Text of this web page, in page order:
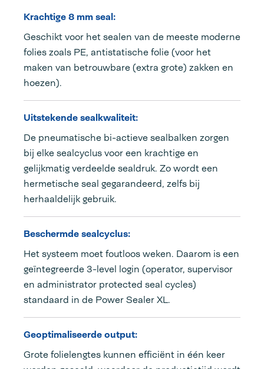
Krachtige 8 mm seal:
Geschikt voor het sealen van de meeste moderne
folies zoals PE, antistatische folie (voor het
maken van betrouwbare (extra grote) zakken en
hoezen).
Uitstekende sealkwaliteit:
De pneumatische bi-actieve sealbalken zorgen
bij elke sealcyclus voor een krachtige en
gelijkmatig verdeelde sealdruk. Zo wordt een
hermetische seal gegarandeerd, zelfs bij
herhaaldelijk gebruik.
Beschermde sealcyclus:
Het systeem moet foutloos weken. Daarom is een
geïntegreerde 3-level login (operator, supervisor
en administrator protected seal cycles)
standaard in de Power Sealer XL.
Geoptimaliseerde output:
Grote folielengtes kunnen efficiënt in één keer